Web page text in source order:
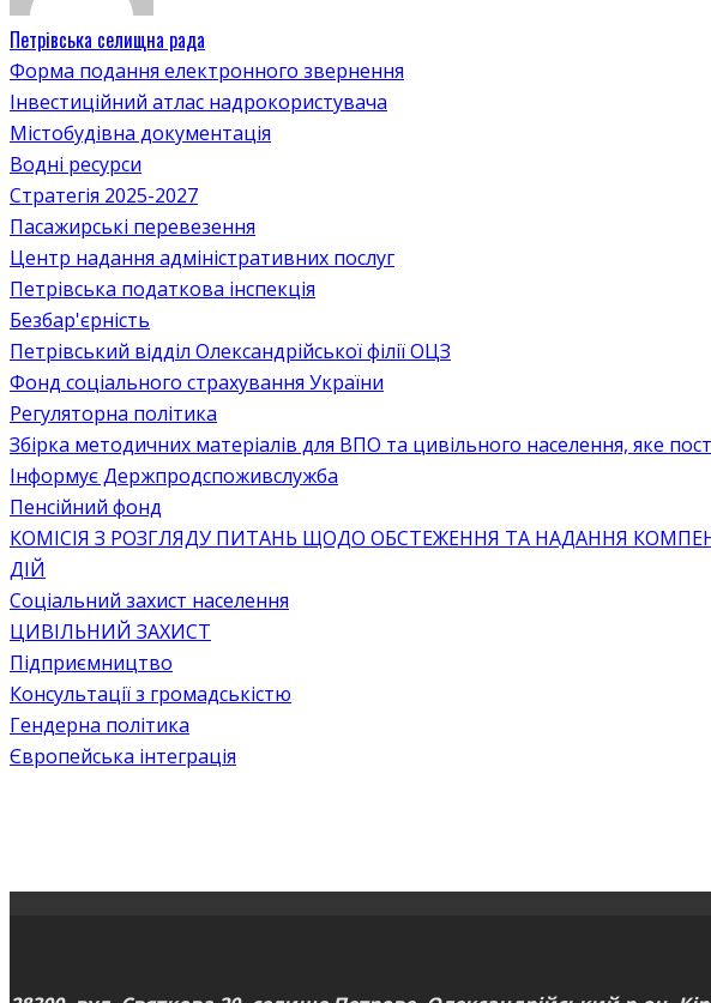
Петрівська селищна рада
Форма подання електронного звернення
Інвестиційний атлас надрокористувача
Містобудівна документація
Водні ресурси
Стратегія 2025-2027
Пасажирські перевезення
Центр надання адміністративних послуг
Петрівська податкова інспекція
Безбар'єрність
Петрівський відділ Олександрійської філії ОЦЗ
Фонд соціального страхування України
Регуляторна політика
Збірка методичних матеріалів для ВПО та цивільного населення, яке
Інформує Держпродспоживслужба
Пенсійний фонд
КОМІСІЯ З РОЗГЛЯДУ ПИТАНЬ ЩОДО ОБСТЕЖЕННЯ ТА НАДАННЯ
ДІЙ
Соціальний захист населення
ЦИВІЛЬНИЙ ЗАХИСТ
Підприємництво
Консультації з громадськістю
Гендерна політика
Європейська інтеграція